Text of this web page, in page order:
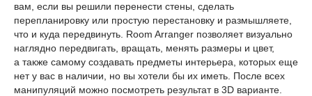
вам, если вы решили перенести стены, сделать
перепланировку или простую перестановку и размышляете,
что и куда передвинуть. Room Arranger позволяет визуально
наглядно передвигать, вращать, менять размеры и цвет,
а также самому создавать предметы интерьера, которых еще
нет у вас в наличии, но вы хотели бы их иметь. После всех
манипуляций можно посмотреть результат в 3D варианте.